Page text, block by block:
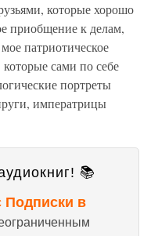
которые хорошо
приобщение к делам,
патриотическое
сами по себе
портреты
императрицы
📚
Подписки в